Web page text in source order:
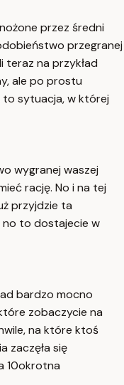
przez średni
przegranej
teraz na przykład
ale po prostu
to sytuacja, w której
wygranej waszej
rację. No i na tej
przyjdzie ta
no to dostajecie w
bardzo mocno
zobaczycie na
na które ktoś
zaczęła się
10okrotna